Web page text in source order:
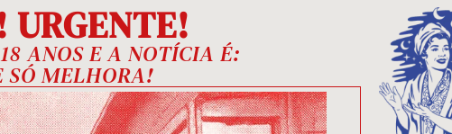
ANOS E A NOTÍCIA É:
SÓ MELHORA!